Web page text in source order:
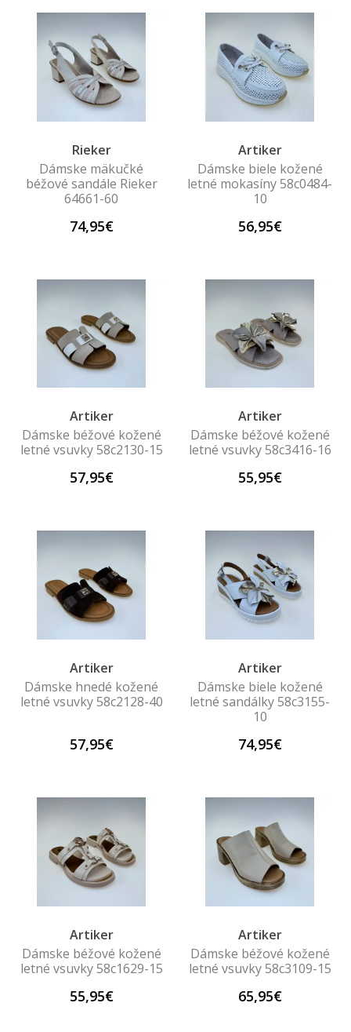
Rieker
Dámske mäkučké
béžové sandále Rieker
64661-60
74,95€
Artiker
Dámske biele kožené
letné mokasíny 58c0484-
10
56,95€
Artiker
Dámske béžové kožené
letné vsuvky 58c2130-15
57,95€
Artiker
Dámske béžové kožené
letné vsuvky 58c3416-16
55,95€
Artiker
Dámske hnedé kožené
letné vsuvky 58c2128-40
57,95€
Artiker
Dámske biele kožené
letné sandálky 58c3155-
10
74,95€
Artiker
Dámske béžové kožené
letné vsuvky 58c1629-15
55,95€
Artiker
Dámske béžové kožené
letné vsuvky 58c3109-15
65,95€